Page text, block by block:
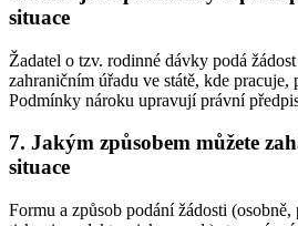
situace
Žadatel o tzv. rodinné dávky podá
zahraničním úřadu ve státě, kde pracuje,
Podmínky nároku upravují právní
7. Jakým způsobem můžete
situace
Formu a způsob podání žádosti (osobně,